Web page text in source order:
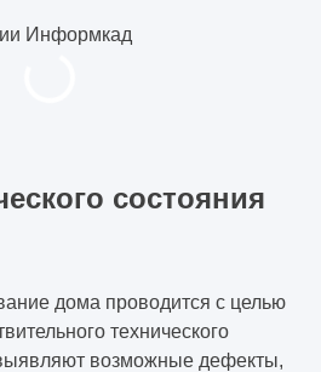
состояния
дома проводится с целью
технического
возможные дефекты,